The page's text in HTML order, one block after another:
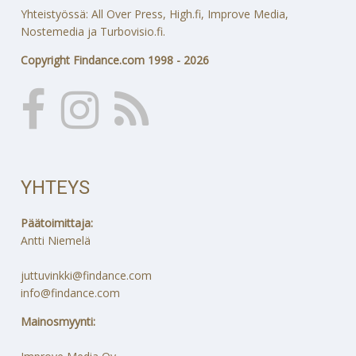
Yhteistyössä: All Over Press, High.fi, Improve Media,
Nostemedia ja Turbovisio.fi.
Copyright Findance.com 1998 - 2026
YHTEYS
Päätoimittaja:
Antti Niemelä
juttuvinkki@findance.com
info@findance.com
Mainosmyynti: